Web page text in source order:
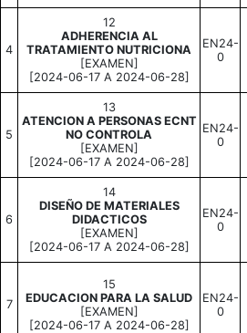
4
12
ADHERENCIA AL
TRATAMIENTO NUTRICIONA
[EXAMEN]
[2024-06-17 A 2024-06-28]
EN24-
0
5
13
ATENCION A PERSONAS ECNT
NO CONTROLA
[EXAMEN]
[2024-06-17 A 2024-06-28]
EN24-
0
6
14
DISEÑO DE MATERIALES
DIDACTICOS
[EXAMEN]
[2024-06-17 A 2024-06-28]
EN24-
0
7
15
EDUCACION PARA LA SALUD
[EXAMEN]
[2024-06-17 A 2024-06-28]
EN24-
0